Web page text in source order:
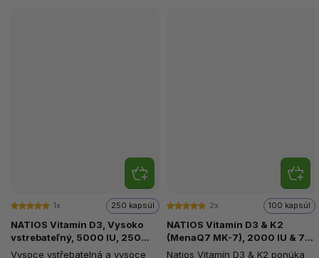
NATIOS Vitamín D3, Vysoko
vstrebateľný, 5000 IU, 250
softgel kapsúl (s olivovým
1x 250 kapsúl
Vysoce vstřebatelná a vysoce
NATIOS Vitamín D3 & K2
(MenaQ7 MK-7), 2000 IU & 75
mcg, 100 kapsúl
2x 100 kapsúl
Natios Vitamín D3 & K2 ponúka